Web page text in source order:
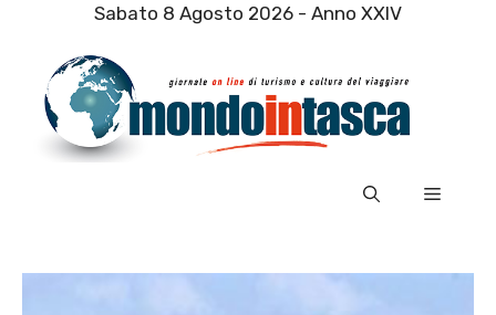
contenuto
Sabato 8 Agosto 2026 - Anno XXIV
Menu